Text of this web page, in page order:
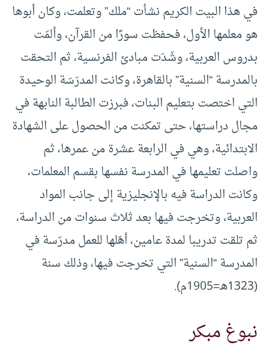
في هذا البيت الكريم نشأت “ملك” وتعلمت، وكان أبوها
هو معلمها الأول، فحفظت سورًا من القرآن، وألمّت
بدروس العربية، وشَدَت مبادئ الفرنسية، ثم التحقت
بالمدرسة “السنية” بالقاهرة، وكانت المدرَسَة الوحيدة
التي اختصت بتعليم البنات، فبرزت الطالبة النابهة في
مجال دراستها، حتى تمكنت من الحصول على الشهادة
الابتدائية، وهي في الرابعة عشرة من عمرها، ثم
واصلت تعليمها في المدرسة نفسها بقسم المعلمات،
وكانت الدراسة فيه بالإنجليزية إلى جانب المواد
العربية، وتخرجت فيها بعد ثلاث سنوات من الدراسة،
ثم تلقت تدريبا لمدة عامين، أهّلها للعمل مدرّسة في
المدرسة “السنية” التي تخرجت فيها، وذلك سنة
(1323هـ=1905م).
نبوغ مبكر